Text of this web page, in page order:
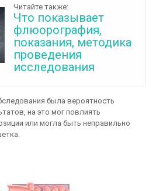
Читайте также:
Что показывает
флюорография,
показания, методика
проведения
исследования
была вероятность
на это мог повлиять
или могла быть неправильно